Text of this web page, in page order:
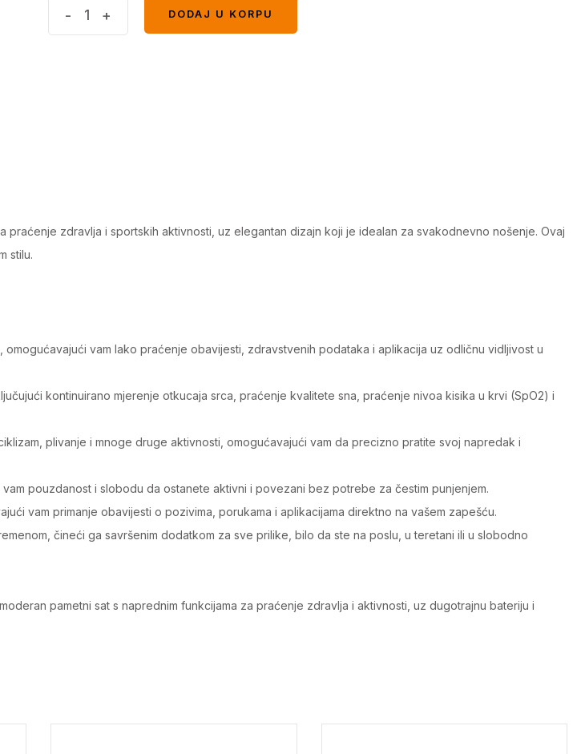
- +
DODAJ U KORPU
praćenje zdravlja i sportskih aktivnosti, uz elegantan dizajn koji je idealan za svakodnevno nošenje. Ovaj
stilu.
vam lako praćenje obavijesti, zdravstvenih podataka i aplikacija uz odličnu vidljivost u
kontinuirano mjerenje otkucaja srca, praćenje kvalitete sna, praćenje nivoa kisika u krvi (SpO2) i
plivanje i mnoge druge aktivnosti, omogućavajući vam da precizno pratite svoj napredak i
pouzdanost i slobodu da ostanete aktivni i povezani bez potrebe za čestim punjenjem.
vam primanje obavijesti o pozivima, porukama i aplikacijama direktno na vašem zapešću.
čineći ga savršenim dodatkom za sve prilike, bilo da ste na poslu, u teretani ili u slobodno
pametni sat s naprednim funkcijama za praćenje zdravlja i aktivnosti, uz dugotrajnu bateriju i